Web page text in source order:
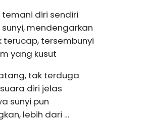
diri sendiri
mendengarkan
tersembunyi
yang kusut
tak terduga
diri jelas
sunyi pun
lebih dari …